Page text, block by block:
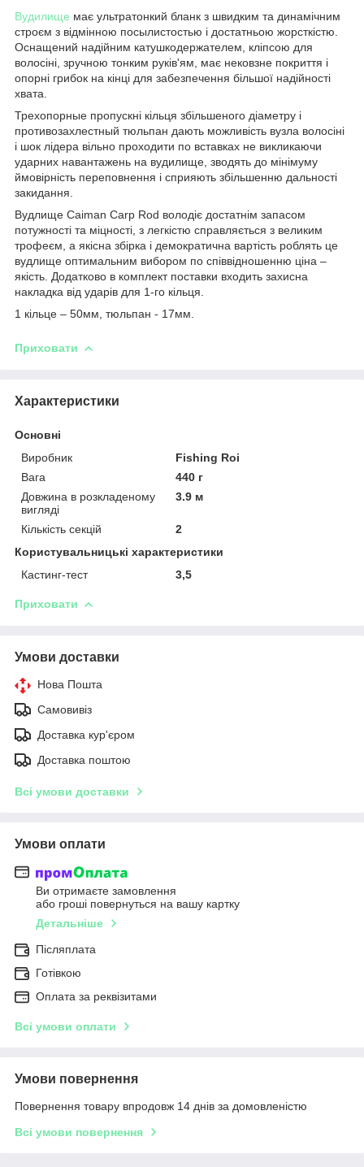
Вудилище має ультратонкий бланк з швидким та динамічним
строєм з відмінною посылистостью і достатньою жорсткістю.
Оснащений надійним катушкодержателем, кліпсою для
волосіні, зручною тонким руків'ям, має нековзне покриття і
опорні грибок на кінці для забезпечення більшої надійності
хвата.
Трехопорные пропускні кільця збільшеного діаметру і
противозахлестный тюльпан дають можливість вузла волосіні
і шок лідера вільно проходити по вставках не викликаючи
ударних навантажень на вудилище, зводять до мінімуму
ймовірність переповнення і сприяють збільшенню дальності
закидання.
Вудлище Caiman Carp Rod володіє достатнім запасом
потужності та міцності, з легкістю справляється з великим
трофеєм, а якісна збірка і демократична вартість роблять це
вудлище оптимальним вибором по співвідношенню ціна –
якість. Додатково в комплект поставки входить захисна
накладка від ударів для 1-го кільця.
1 кільце – 50мм, тюльпан - 17мм.
Приховати
Характеристики
Основні
Виробник
Fishing Roi
Вага
440 г
Довжина в розкладеному
вигляді
3.9 м
Кількість секцій
2
Користувальницькі характеристики
Кастинг-тест
3,5
Приховати
Умови доставки
Нова Пошта
Самовивіз
Доставка кур'єром
Доставка поштою
Всі умови доставки
Умови оплати
Ви отримаєте замовлення
або гроші повернуться на вашу картку
Детальніше
Післяплата
Готівкою
Оплата за реквізитами
Всі умови оплати
Умови повернення
Повернення товару впродовж 14 днів за домовленістю
Всі умови повернення